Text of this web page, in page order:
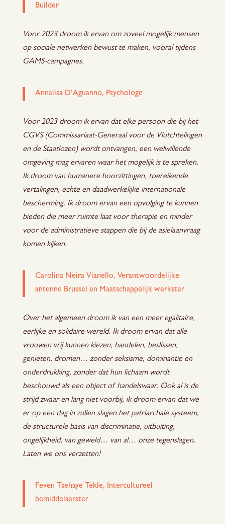
Builder
Voor 2023 droom ik ervan om zoveel mogelijk mensen
op sociale netwerken bewust te maken, vooral tijdens
GAMS-campagnes.
Annalisa D’Aguanno, Psychologe
Voor 2023 droom ik ervan dat elke persoon die bij het
CGVS (Commissariaat-Generaal voor de Vlutchtelingen
en de Staatlozen) wordt ontvangen, een welwillende
omgeving mag ervaren waar het mogelijk is te spreken.
Ik droom van humanere hoorzittingen, toereikende
vertalingen, echte en daadwerkelijke internationale
bescherming. Ik droom ervan een opvolging te kunnen
bieden die meer ruimte laat voor therapie en minder
voor de administratieve stappen die bij de asielaanvraag
komen kijken.
Carolina Neira Vianello, Verantwoordelijke
antenne Brussel en Maatschappelijk werkster
Over het algemeen droom ik van een meer egalitaire,
eerlijke en solidaire wereld. Ik droom ervan dat alle
vrouwen vrij kunnen kiezen, handelen, beslissen,
genieten, dromen… zonder seksisme, dominantie en
onderdrukking, zonder dat hun lichaam wordt
beschouwd als een object of handelswaar. Ook al is de
strijd zwaar en lang niet voorbij, ik droom ervan dat we
er op een dag in zullen slagen het patriarchale systeem,
de structurele basis van discriminatie, uitbuiting,
ongelijkheid, van geweld… van al… onze tegenslagen.
Laten we ons verzetten!
Feven Tsehaye Tekle, Intercultureel
bemiddelaarster